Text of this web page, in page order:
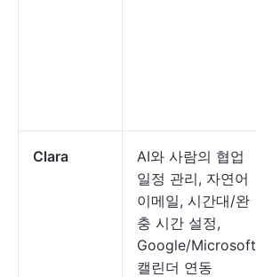
Clara
AI와 사람의 협업
일정 관리, 자연어
이메일, 시간대/완
충 시간 설정,
Google/Microsoft
캘린더 연동